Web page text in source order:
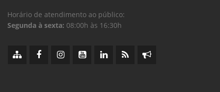
Horário de atendimento ao público:
Segunda à sexta: 08:00h às 16:30h